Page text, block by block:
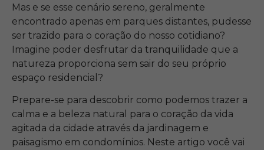
Mas e se esse cenário sereno, geralmente
encontrado apenas em parques distantes, pudesse
ser trazido para o coração do nosso cotidiano?
Imagine poder desfrutar da tranquilidade que a
natureza proporciona sem sair do seu próprio
espaço residencial?
Prepare-se para descobrir como podemos trazer a
calma e a beleza natural para o coração da vida
agitada da cidade através da jardinagem e
paisagismo em condomínios. Neste artigo você vai